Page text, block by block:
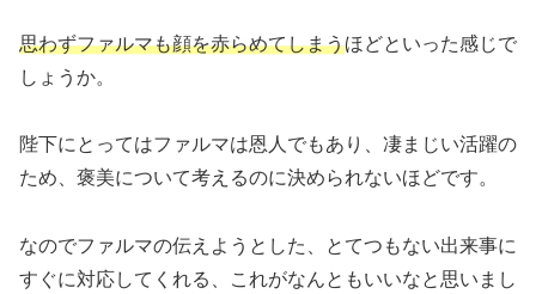
思わずファルマも顔を赤らめてしまうほどといった感じで
しょうか。
陛下にとってはファルマは恩人でもあり、凄まじい活躍の
ため、褒美について考えるのに決められないほどです。
なのでファルマの伝えようとした、とてつもない出来事に
すぐに対応してくれる、これがなんともいいなと思いまし